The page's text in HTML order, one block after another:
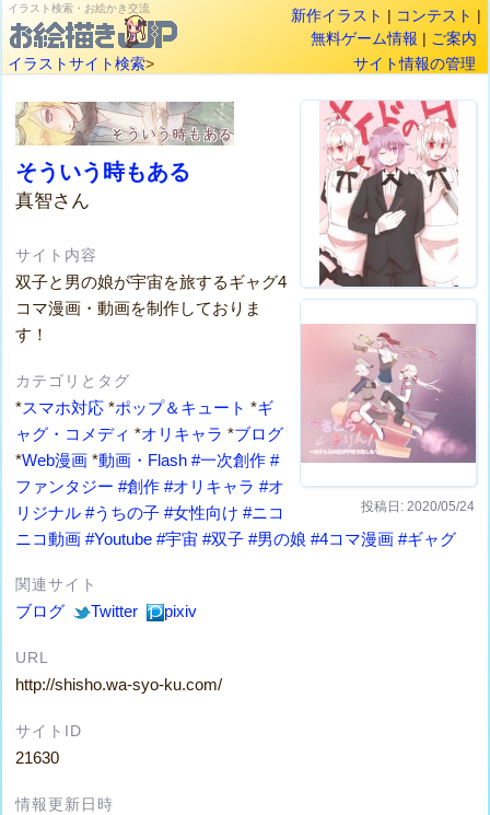
イラスト検索・お絵かき交流 新作イラスト | コンテスト |
無料ゲーム情報 | ご案内
イラストサイト検索> サイト情報の管理
投稿日: 2020/05/24
そういう時もある
真智さん
サイト内容
双子と男の娘が宇宙を旅するギャグ4
コマ漫画・動画を制作しておりま
す！
カテゴリとタグ
*スマホ対応 *ポップ＆キュート *ギ
ャグ・コメディ *オリキャラ *ブログ
*Web漫画 *動画・Flash #一次創作 #
ファンタジー #創作 #オリキャラ #オ
リジナル #うちの子 #女性向け #ニコ
ニコ動画 #Youtube #宇宙 #双子 #男の娘 #4コマ漫画 #ギャグ
関連サイト
ブログ Twitter pixiv
URL
http://shisho.wa-syo-ku.com/
サイトID
21630
情報更新日時